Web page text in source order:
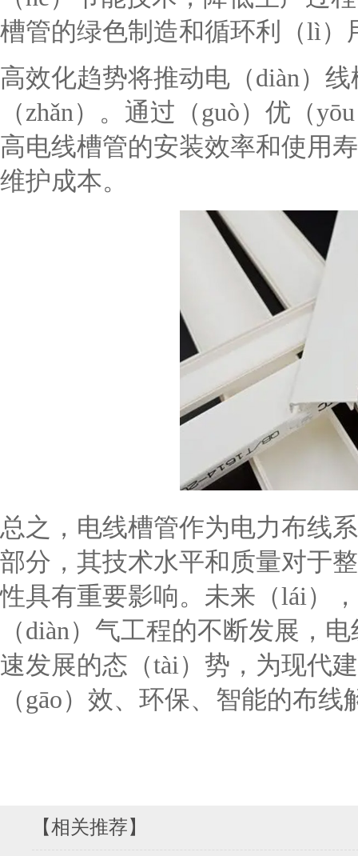
槽管的绿色制造和循环利（lì）
高效化趋势将推动电（diàn）
（zhǎn）。通过（guò）优（
高电线槽管的安装效率和使用
维护成本。
总之，电线槽管作为电力布线
部分，其技术水平和质量对于
性具有重要影响。未来（lái）
（diàn）气工程的不断发展，
速发展的态（tài）势，为现代
（gāo）效、环保、智能的布
【相关推荐】